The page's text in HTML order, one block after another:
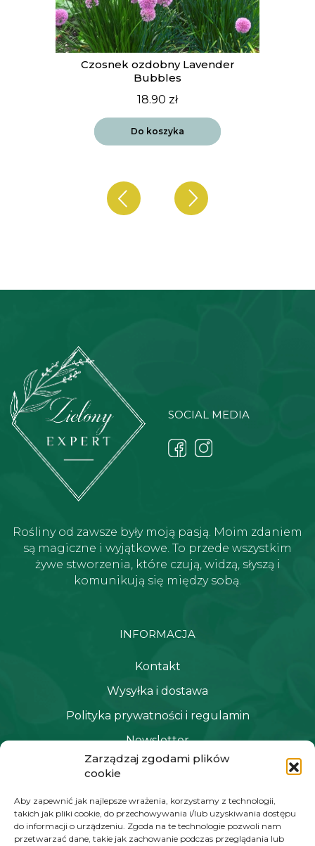
Zarządzaj zgodami plików
cookie
Aby zapewnić jak najlepsze wrażenia, korzystamy z technologii,
takich jak pliki cookie, do przechowywania i/lub uzyskiwania dostępu
do informacji o urządzeniu. Zgoda na te technologie pozwoli nam
przetwarzać dane, takie jak zachowanie podczas przeglądania lub
Czosnek ozdobny Lavender
Bubbles
18.90 zł
Do koszyka
SOCIAL MEDIA
Rośliny od zawsze były moją pasją. Moim zdaniem
są magiczne i wyjątkowe. To przede wszystkim
żywe stworzenia, które czują, widzą, słyszą i
komunikują się między sobą.
INFORMACJA
Kontakt
Wysyłka i dostawa
Polityka prywatności i regulamin
Newsletter
Moje konto